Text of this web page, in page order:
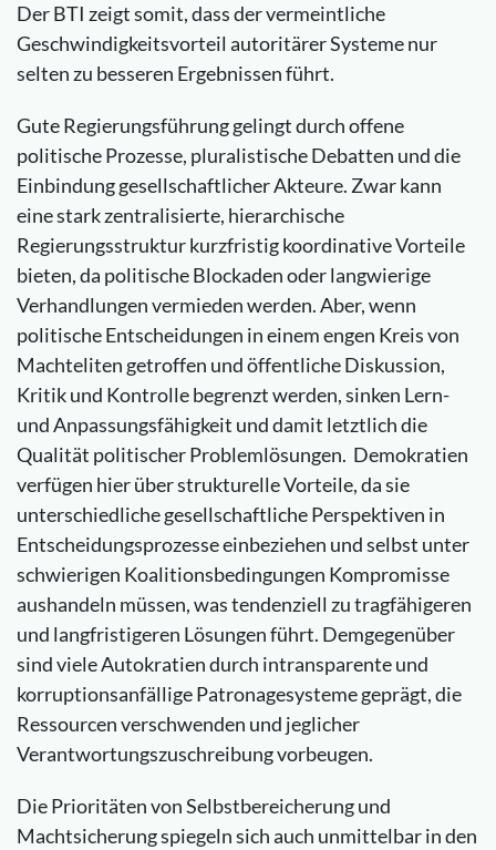
Der BTI zeigt somit, dass der vermeintliche
Geschwindigkeitsvorteil autoritärer Systeme nur
selten zu besseren Ergebnissen führt.
Gute Regierungsführung gelingt durch offene
politische Prozesse, pluralistische Debatten und die
Einbindung gesellschaftlicher Akteure. Zwar kann
eine stark zentralisierte, hierarchische
Regierungsstruktur kurzfristig koordinative Vorteile
bieten, da politische Blockaden oder langwierige
Verhandlungen vermieden werden. Aber, wenn
politische Entscheidungen in einem engen Kreis von
Machteliten getroffen und öffentliche Diskussion,
Kritik und Kontrolle begrenzt werden, sinken Lern-
und Anpassungsfähigkeit und damit letztlich die
Qualität politischer Problemlösungen. Demokratien
verfügen hier über strukturelle Vorteile, da sie
unterschiedliche gesellschaftliche Perspektiven in
Entscheidungsprozesse einbeziehen und selbst unter
schwierigen Koalitionsbedingungen Kompromisse
aushandeln müssen, was tendenziell zu tragfähigeren
und langfristigeren Lösungen führt. Demgegenüber
sind viele Autokratien durch intransparente und
korruptionsanfällige Patronagesysteme geprägt, die
Ressourcen verschwenden und jeglicher
Verantwortungszuschreibung vorbeugen.
Die Prioritäten von Selbstbereicherung und
Machtsicherung spiegeln sich auch unmittelbar in den